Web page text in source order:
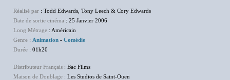
Réalisé par : Todd Edwards, Tony Leech & Cory Edwards
Date de sortie cinéma : 25 Janvier 2006
Long Métrage : Américain
Genre : Animation - Comédie
Durée : 01h20
Distributeur Français : Bac Films
Maison de Doublage : Les Studios de Saint-Ouen